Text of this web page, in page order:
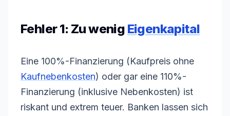
Fehler 1: Zu wenig Eigenkapital
Eine 100%-Finanzierung (Kaufpreis ohne
Kaufnebenkosten) oder gar eine 110%-
Finanzierung (inklusive Nebenkosten) ist
riskant und extrem teuer. Banken lassen sich